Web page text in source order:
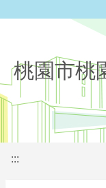
桃園市桃
:::